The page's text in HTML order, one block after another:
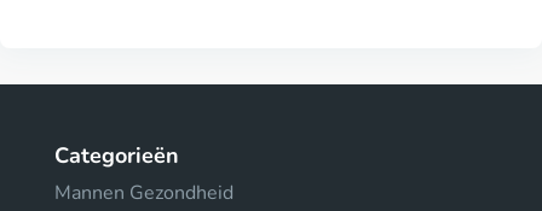
Categorieën
Mannen Gezondheid